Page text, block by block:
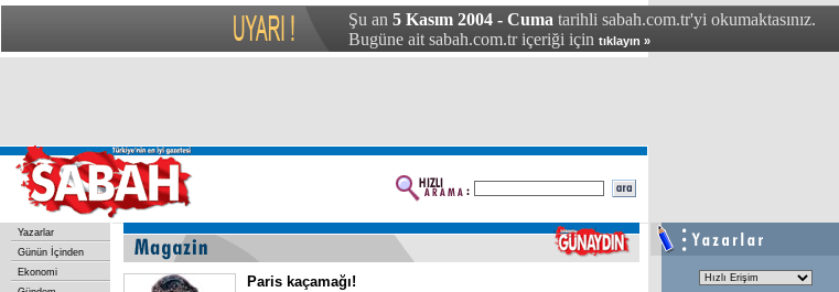
Şu an 5 Kasım 2004 - Cuma tarihli sabah.com.tr'yi okumaktasınız.
Bugüne ait sabah.com.tr içeriği için tıklayın »
Yazarlar
Günün İçinden
Ekonomi
Paris kaçamağı!